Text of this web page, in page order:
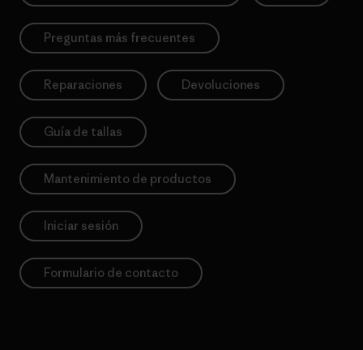
Preguntas más frecuentes
Reparaciones Devoluciones
Guía de tallas
Mantenimiento de productos
Iniciar sesión
Formulario de contacto